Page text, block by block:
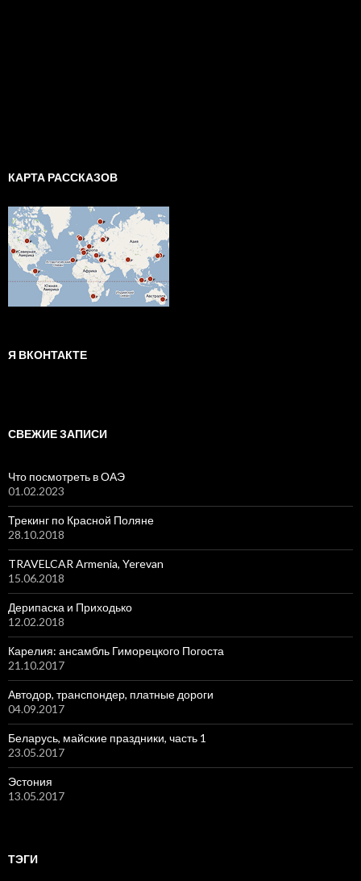
КАРТА РАССКАЗОВ
Я ВКОНТАКТЕ
СВЕЖИЕ ЗАПИСИ
Что посмотреть в ОАЭ
01.02.2023
Трекинг по Красной Поляне
28.10.2018
TRAVELCAR Armenia, Yerevan
15.06.2018
Дерипаска и Приходько
12.02.2018
Карелия: ансамбль Гиморецкого Погоста
21.10.2017
Автодор, транспондер, платные дороги
04.09.2017
Беларусь, майские праздники, часть 1
23.05.2017
Эстония
13.05.2017
ТЭГИ